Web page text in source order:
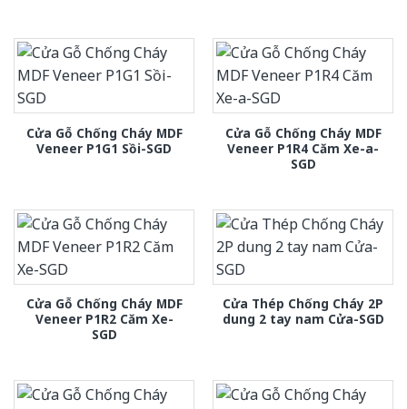
Cửa Gỗ Chống Cháy MDF
Veneer P1G1 Sồi-SGD
Cửa Gỗ Chống Cháy MDF
Veneer P1R4 Căm Xe-a-
SGD
Cửa Gỗ Chống Cháy MDF
Veneer P1R2 Căm Xe-
SGD
Cửa Thép Chống Cháy 2P
dung 2 tay nam Cửa-SGD